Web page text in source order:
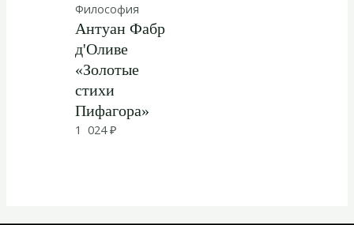
Философия
Антуан Фабр
д'Оливе
«Золотые
стихи
Пифагора»
1 024₽